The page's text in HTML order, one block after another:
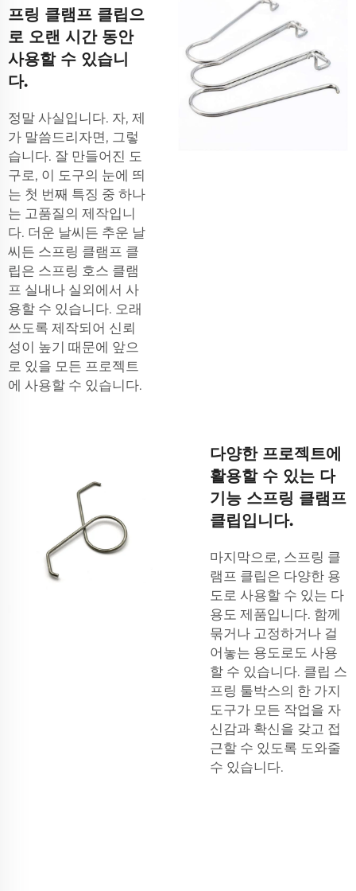
프링 클램프 클립으
로 오랜 시간 동안
사용할 수 있습니
다.
정말 사실입니다. 자, 제
가 말씀드리자면, 그렇
습니다. 잘 만들어진 도
구로, 이 도구의 눈에 띄
는 첫 번째 특징 중 하나
는 고품질의 제작입니
다. 더운 날씨든 추운 날
씨든 스프링 클램프 클
립은 스프링 호스 클램
프 실내나 실외에서 사
용할 수 있습니다. 오래
쓰도록 제작되어 신뢰
성이 높기 때문에 앞으
로 있을 모든 프로젝트
에 사용할 수 있습니다.
다양한 프로젝트에
활용할 수 있는 다
기능 스프링 클램프
클립입니다.
마지막으로, 스프링 클
램프 클립은 다양한 용
도로 사용할 수 있는 다
용도 제품입니다. 함께
묶거나 고정하거나 걸
어놓는 용도로도 사용
할 수 있습니다. 클립 스
프링 툴박스의 한 가지
도구가 모든 작업을 자
신감과 확신을 갖고 접
근할 수 있도록 도와줄
수 있습니다.